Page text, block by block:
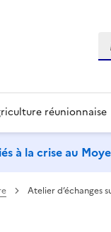
réunionnaise
à la crise au
Atelier d’échanges